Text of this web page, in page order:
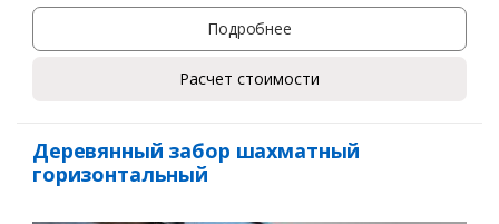
Подробнее
Расчет стоимости
Деревянный забор шахматный
горизонтальный